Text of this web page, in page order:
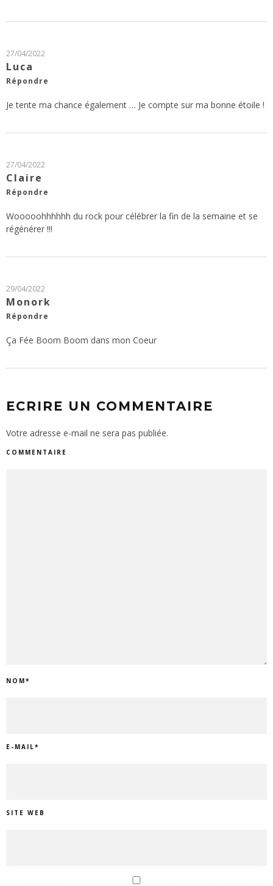
27/04/2022
Luca
Répondre
Je tente ma chance également … Je compte sur ma bonne étoile !
27/04/2022
Claire
Répondre
Wooooohhhhhh du rock pour célébrer la fin de la semaine et se
régénérer !!!
29/04/2022
Monork
Répondre
Ça Fée Boom Boom dans mon Coeur
ECRIRE UN COMMENTAIRE
Votre adresse e-mail ne sera pas publiée.
COMMENTAIRE
NOM*
E-MAIL*
SITE WEB